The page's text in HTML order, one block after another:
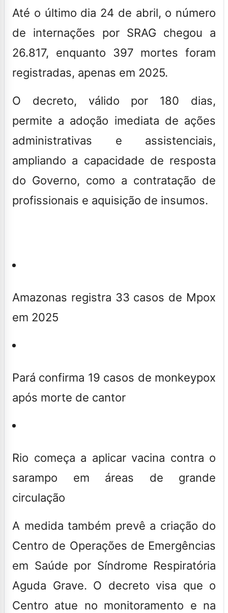
Até o último dia 24 de abril, o número
de internações por SRAG chegou a
26.817, enquanto 397 mortes foram
registradas, apenas em 2025.
O decreto, válido por 180 dias,
permite a adoção imediata de ações
administrativas e assistenciais,
ampliando a capacidade de resposta
do Governo, como a contratação de
profissionais e aquisição de insumos.
Amazonas registra 33 casos de Mpox
em 2025
Pará confirma 19 casos de monkeypox
após morte de cantor
Rio começa a aplicar vacina contra o
sarampo em áreas de grande
circulação
A medida também prevê a criação do
Centro de Operações de Emergências
em Saúde por Síndrome Respiratória
Aguda Grave. O decreto visa que o
Centro atue no monitoramento e na